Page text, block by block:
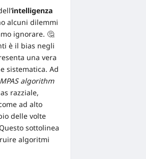
intelligenza
alcuni dilemmi
ignorare. 🤔
è il bias negli
una vera
sistematica. Ad
algorithm
razziale,
ad alto
delle volte
sottolinea
algoritmi